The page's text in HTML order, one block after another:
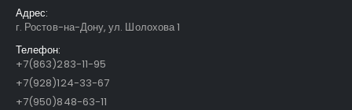
4700₽ 3500
Адрес:
г. Ростов-на-Дону, ул. Шолохова 1
Телефон:
+7(863)283-11-95
+7(928)124-33-67
+7(950)848-63-11